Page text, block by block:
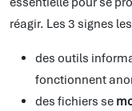
réagir. Les 3 signes
des outils
fonctionnent
des fichiers se